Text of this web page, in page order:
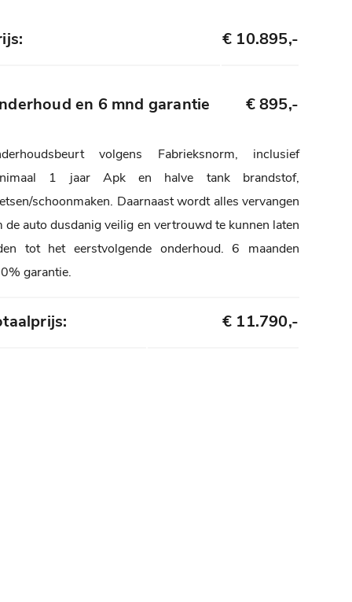
€ 10.895,-
en 6 mnd garantie € 895,-
volgens Fabrieksnorm, inclusief
1 jaar Apk en halve tank brandstof,
schoonmaken. Daarnaast wordt alles vervangen
de auto dusdanig veilig en vertrouwd te kunnen laten
tot het eerstvolgende onderhoud. 6 maanden
garantie.
€ 11.790,-